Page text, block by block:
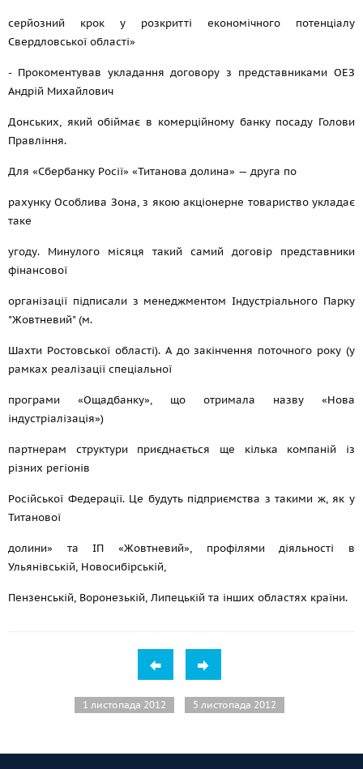
серйозний крок у розкритті економічного потенціалу
Свердловської області»
- Прокоментував укладання договору з представниками ОЕЗ
Андрій Михайлович
Донських, який обіймає в комерційному банку посаду Голови
Правління.
Для «Сбербанку Росії» «Титанова долина» — друга по
рахунку Особлива Зона, з якою акціонерне товариство укладає
таке
угоду. Минулого місяця такий самий договір представники
фінансової
організації підписали з менеджментом Індустріального Парку
"Жовтневий" (м.
Шахти Ростовської області). А до закінчення поточного року (у
рамках реалізації спеціальної
програми «Ощадбанку», що отримала назву «Нова
індустріалізація»)
партнерам структури приєднається ще кілька компаній із
різних регіонів
Російської Федерації. Це будуть підприємства з такими ж, як у
Титанової
долини» та ІП «Жовтневий», профілями діяльності в
Ульянівській, Новосибірській,
Пензенській, Воронезькій, Липецькій та інших областях країни.
1 листопада 2012 5 листопада 2012